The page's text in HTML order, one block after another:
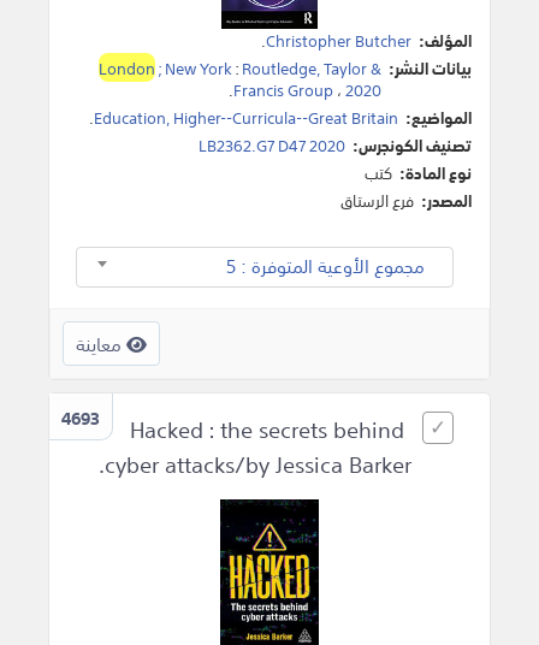
المؤلف: Christopher Butcher
.
بيانات النشر:
London; New York:Routledge, Taylor &
Francis Group،2020
.
المواضيع: Education, Higher--Curricula--Great Britain
.
تصنيف الكونجرس: LB2362.G7 D47 2020
نوع المادة: كتب
المصدر: فرع الرستاق
مجموع الأوعية المتوفرة : 5
معاينة
4693
Hacked : the secrets behind
cyber attacks/by Jessica Barker.